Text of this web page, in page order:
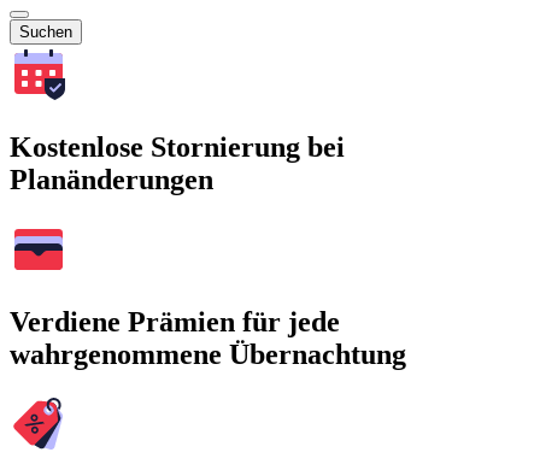
Suchen
Kostenlose Stornierung bei
Planänderungen
Verdiene Prämien für jede
wahrgenommene Übernachtung